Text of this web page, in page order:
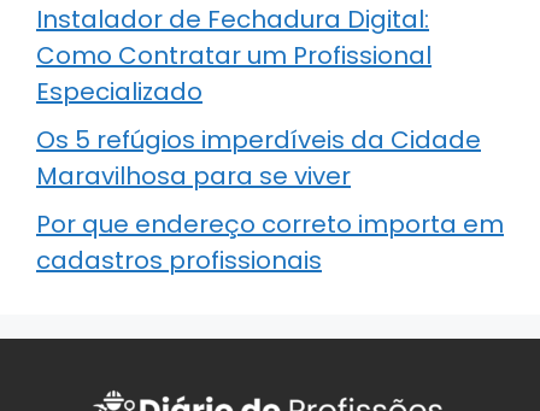
Instalador de Fechadura Digital:
Como Contratar um Profissional
Especializado
Os 5 refúgios imperdíveis da Cidade
Maravilhosa para se viver
Por que endereço correto importa em
cadastros profissionais